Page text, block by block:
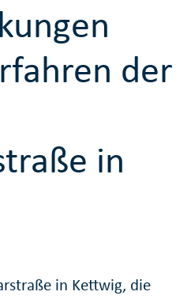
der
in
in Kettwig, die